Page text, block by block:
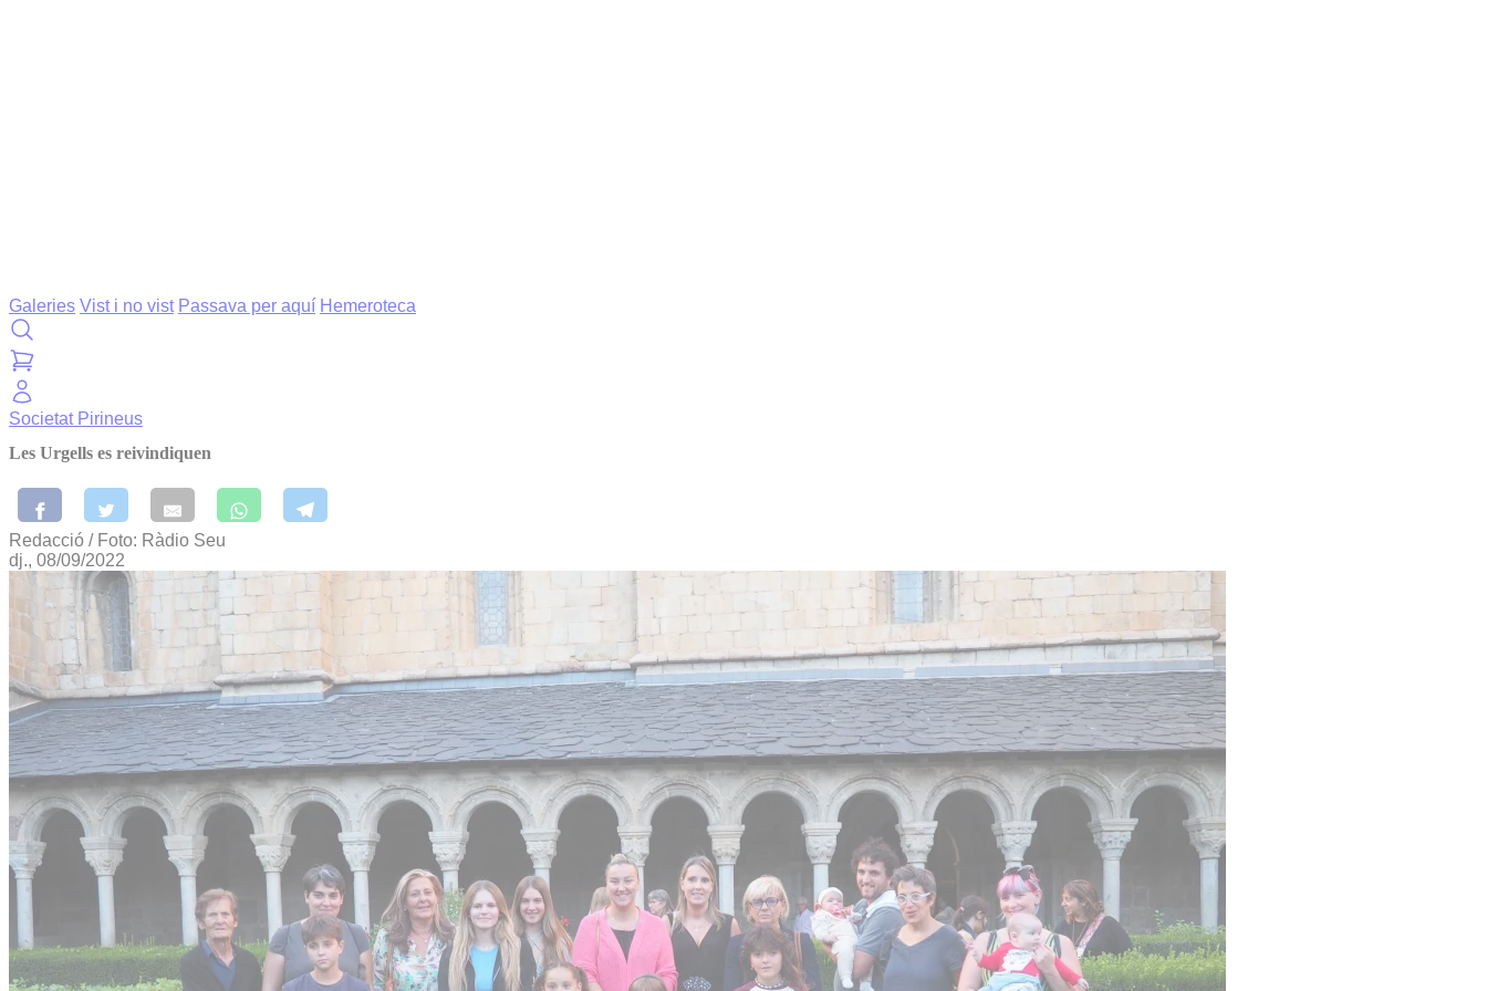
Galeries Vist i no vist Passava per aquí Hemeroteca
Societat Pirineus
Les Urgells es reivindiquen
Redacció / Foto: Ràdio Seu
dj., 08/09/2022